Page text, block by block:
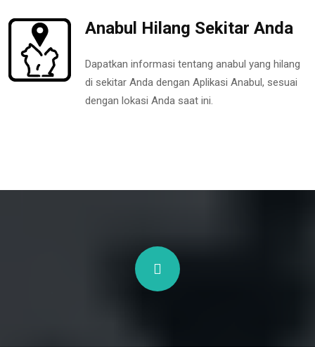
Anabul Hilang Sekitar Anda
Dapatkan informasi tentang anabul yang hilang
di sekitar Anda dengan Aplikasi Anabul, sesuai
dengan lokasi Anda saat ini.